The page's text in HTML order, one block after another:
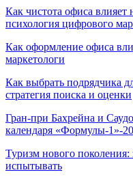
Как чистота офиса влияет
психология цифрового
Как оформление офиса
маркетологи
Как выбрать подрядчика
стратегия поиска и оценки
Гран-при Бахрейна и
календаря «Формулы-1»-
Туризм нового поколения:
испытывать